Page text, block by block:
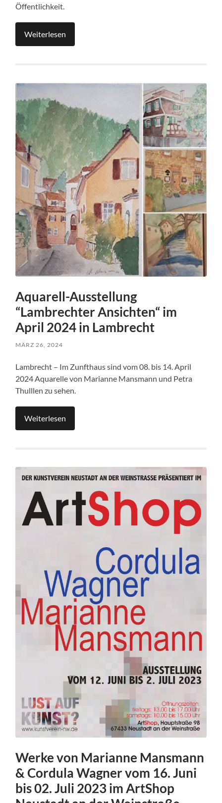
Öffentlichkeit.
Weiterlesen
Aquarell-Ausstellung
“Lambrechter Ansichten“ im
April 2024 in Lambrecht
MÄRZ 26, 2024
Lambrecht – Im Zunfthaus sind vom 08. bis 14. April
2024 Aquarelle von Marianne Mansmann und Petra
Thulllen zu sehen.
Weiterlesen
Werke von Marianne Mansmann
& Cordula Wagner vom 16. Juni
bis 02. Juli 2023 im ArtShop